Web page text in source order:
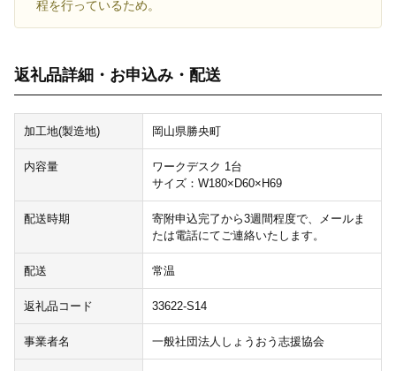
程を行っているため。
返礼品詳細・お申込み・配送
加工地(製造地) 岡山県勝央町
内容量
ワークデスク 1台
サイズ：W180×D60×H69
配送時期
寄附申込完了から3週間程度で、メールま
たは電話にてご連絡いたします。
配送 常温
返礼品コード 33622-S14
事業者名 一般社団法人しょうおう志援協会